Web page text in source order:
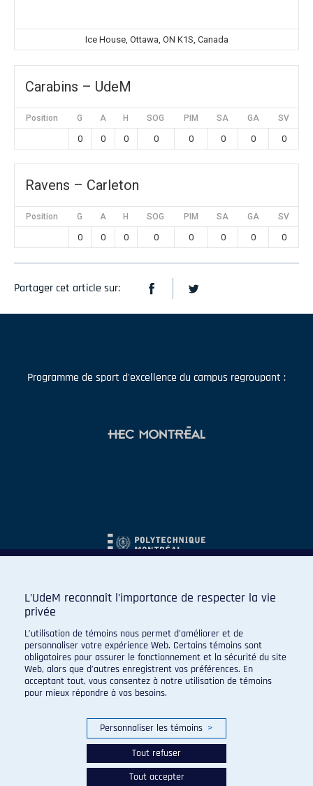
Ice House, Ottawa, ON K1S, Canada
Carabins – UdeM
Position G A H SOG PIM SA GA SV
0 0 0 0 0 0 0 0
Ravens – Carleton
Position G A H SOG PIM SA GA SV
0 0 0 0 0 0 0 0
Partager cet article sur:
Programme de sport d'excellence du campus regroupant :
L’UdeM reconnaît l’importance de respecter la vie
privée
L’utilisation de témoins nous permet d’améliorer et de
personnaliser votre expérience Web. Certains témoins sont
obligatoires pour assurer le fonctionnement et la sécurité du site
Web, alors que d’autres enregistrent vos préférences. En
acceptant tout, vous consentez à notre utilisation de témoins
pour mieux répondre à vos besoins.
Personnaliser les témoins >
Tout refuser
Tout accepter